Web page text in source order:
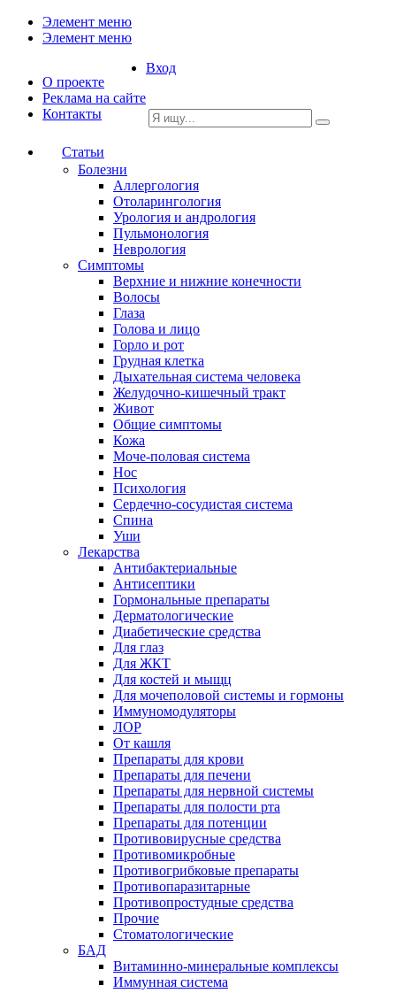
Элемент меню
Элемент меню
О проекте
Реклама на сайте
Контакты
Вход
Статьи
Болезни
Аллергология
Отоларингология
Урология и андрология
Пульмонология
Неврология
Симптомы
Верхние и нижние конечности
Волосы
Глаза
Голова и лицо
Горло и рот
Грудная клетка
Дыхательная система человека
Желудочно-кишечный тракт
Живот
Общие симптомы
Кожа
Моче-половая система
Нос
Психология
Сердечно-сосудистая система
Спина
Уши
Лекарства
Антибактериальные
Антисептики
Гормональные препараты
Дерматологические
Диабетические средства
Для глаз
Для ЖКТ
Для костей и мыщц
Для мочеполовой системы и гормоны
Иммуномодуляторы
ЛОР
От кашля
Препараты для крови
Препараты для печени
Препараты для нервной системы
Препараты для полости рта
Препараты для потенции
Противовирусные средства
Противомикробные
Противогрибковые препараты
Противопаразитарные
Противопростудные средства
Прочие
Стоматологические
БАД
Витаминно-минеральные комплексы
Иммунная система